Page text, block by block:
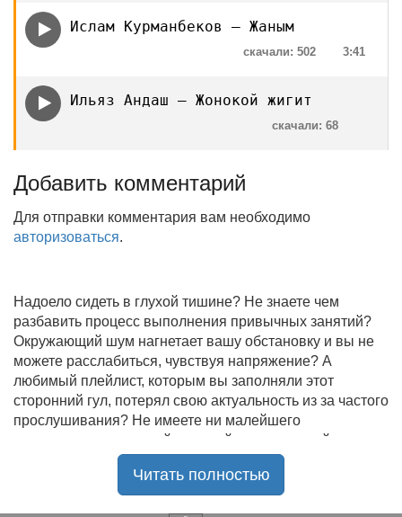
Ислам Курманбеков — Жаным
3:41
скачали: 502
Ильяз Андаш — Жонокой жигит
скачали: 68
Добавить комментарий
Для отправки комментария вам необходимо
авторизоваться.
Надоело сидеть в глухой тишине? Не знаете чем
разбавить процесс выполнения привычных занятий?
Окружающий шум нагнетает вашу обстановку и вы не
можете расслабиться, чувствуя напряжение? А
любимый плейлист, которым вы заполняли этот
сторонний гул, потерял свою актуальность из за частого
прослушивания? Не имеете ни малейшего
представления, где найти новый качественный контент
на замену старому? В таком случае вы обратились по
Читать полностью